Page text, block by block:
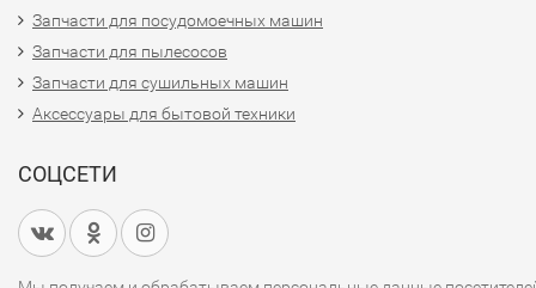
Запчасти для посудомоечных машин
Запчасти для пылесосов
Запчасти для сушильных машин
Аксессуары для бытовой техники
СОЦСЕТИ